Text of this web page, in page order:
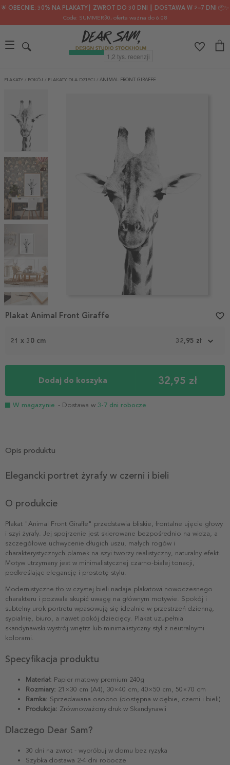
🌟 OBECNIE: 30% NA PLAKATY┃ ZWROT DO 30 DNI ┃ DOSTAWA W 2–7 DNI 📦✨
Code: SUMMER30, oferta ważna do 6.08
PLAKATY / POKÓJ / PLAKATY DLA DZIECI / ANIMAL FRONT GIRAFFE
1
21 x 30 cm 32,95 zł
Dodaj do koszyka 32,95 zł
W magazynie - Dostawa w 3-7 dni robocze
Plakat Animal Front Giraffe favorite_border
Opis produktu
Elegancki portret żyrafy w czerni i bieli
O produkcie
Plakat "Animal Front Giraffe" przedstawia bliskie, frontalne ujęcie głowy
i szyi żyrafy. Jej spojrzenie jest skierowane bezpośrednio na widza, a
szczegółowe uchwycenie długich uszu, małych rogów i
charakterystycznych plamek na szyi tworzy realistyczny, naturalny efekt.
Motyw utrzymany jest w minimalistycznej czarno-białej tonacji,
podkreślając elegancję i prostotę stylu.
Modernistyczne tło w czystej bieli nadaje plakatowi nowoczesnego
charakteru i pozwala skupić uwagę na głównym motywie. Spokój i
subtelny urok portretu wpasowują się idealnie w przestrzeń dzienną,
sypialnię, biuro, a nawet pokój dziecięcy. Plakat uzupełnia
skandynawski wystrój wnętrz lub minimalistyczny styl z neutralnymi
kolorami.
Specyfikacja produktu
Materiał: Papier matowy premium 240g
Rozmiary: 21×30 cm (A4), 30×40 cm, 40×50 cm, 50×70 cm
Ramka: Sprzedawana osobno (dostępna w dębie, czerni i bieli)
Produkcja: Zrównoważony druk w Skandynawii
Dlaczego Dear Sam?
30 dni na zwrot - wypróbuj w domu bez ryzyka
Szybka dostawa 2-4 dni robocze